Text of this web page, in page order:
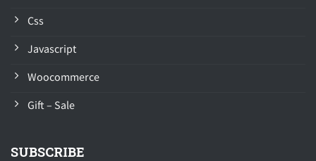
Css
Javascript
Woocommerce
Gift – Sale
SUBSCRIBE